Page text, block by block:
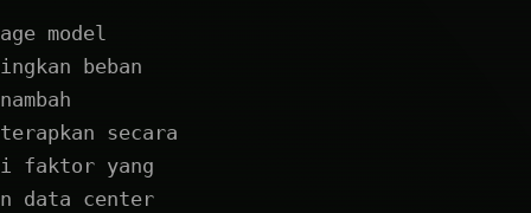
model
beban
secara
faktor yang
data center